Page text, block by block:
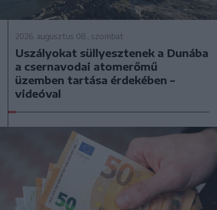
2026. augusztus 08., szombat
Uszályokat süllyesztenek a Dunába
a csernavodai atomerőmű
üzemben tartása érdekében –
videóval